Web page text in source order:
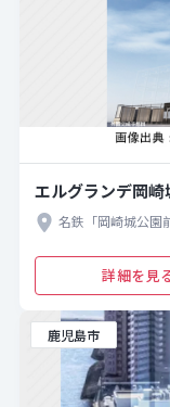
エルグランデ岡崎
名鉄「岡崎城公園
詳細を見
鹿児島市